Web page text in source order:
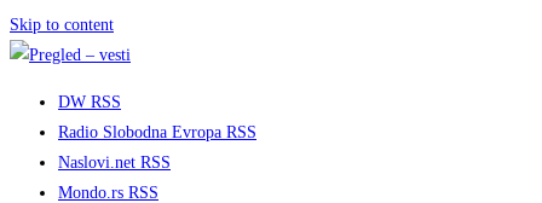
Skip to content
DW RSS
Radio Slobodna Evropa RSS
Naslovi.net RSS
Mondo.rs RSS